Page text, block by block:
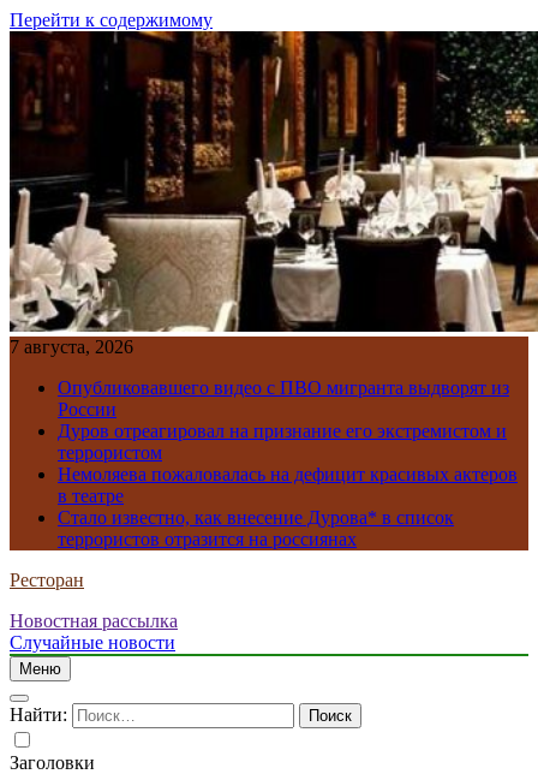
Перейти к содержимому
7 августа, 2026
Опубликовавшего видео с ПВО мигранта выдворят из
России
Дуров отреагировал на признание его экстремистом и
террористом
Немоляева пожаловалась на дефицит красивых актеров
в театре
Стало известно, как внесение Дурова* в список
террористов отразится на россиянах
Ресторан
Новостная рассылка
Случайные новости
Меню
Найти:
Заголовки